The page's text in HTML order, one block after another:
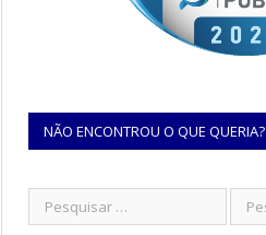
NÃO ENCONTROU O QUE QUERIA?